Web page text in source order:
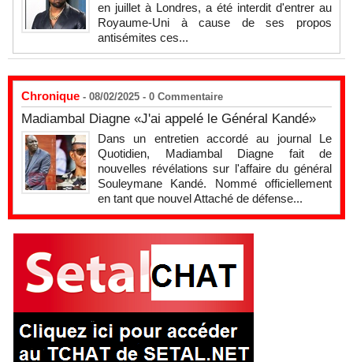
en juillet à Londres, a été interdit d'entrer au
Royaume-Uni à cause de ses propos
antisémites ces...
Chronique - 08/02/2025 - 0 Commentaire
Madiambal Diagne «J'ai appelé le Général Kandé»
Dans un entretien accordé au journal Le
Quotidien, Madiambal Diagne fait de
nouvelles révélations sur l'affaire du général
Souleymane Kandé. Nommé officiellement
en tant que nouvel Attaché de défense...